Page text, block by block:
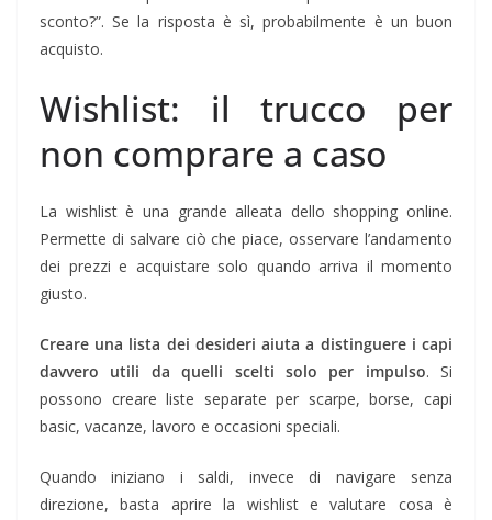
sconto?”. Se la risposta è sì, probabilmente è un buon
acquisto.
Wishlist: il trucco per
non comprare a caso
La wishlist è una grande alleata dello shopping online.
Permette di salvare ciò che piace, osservare l’andamento
dei prezzi e acquistare solo quando arriva il momento
giusto.
Creare una lista dei desideri aiuta a distinguere i capi
davvero utili da quelli scelti solo per impulso. Si
possono creare liste separate per scarpe, borse, capi
basic, vacanze, lavoro e occasioni speciali.
Quando iniziano i saldi, invece di navigare senza
direzione, basta aprire la wishlist e valutare cosa è